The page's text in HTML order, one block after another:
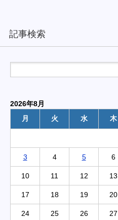
記事検索
2026年8月
月
火 水 木
3 4 5 6
10 11 12 13
17 18 19 20
24 25 26 27